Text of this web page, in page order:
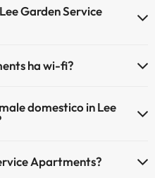
Garden Service
ha wi-fi?
wi-fi.
domestico in Lee
diretto in hotel). Verifica le
Apartments?